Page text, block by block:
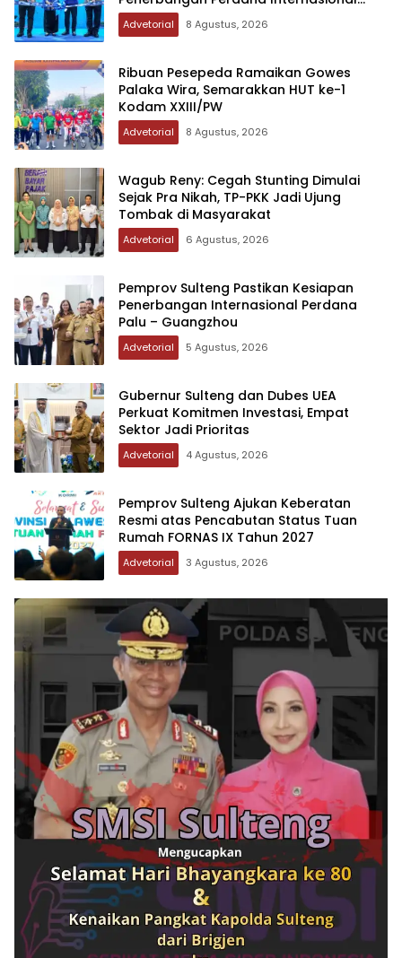
Palu-Guangzhou
Advetorial 8 Agustus, 2026
Ribuan Pesepeda Ramaikan Gowes
Palaka Wira, Semarakkan HUT ke-1
Kodam XXIII/PW
Advetorial 8 Agustus, 2026
Wagub Reny: Cegah Stunting Dimulai
Sejak Pra Nikah, TP-PKK Jadi Ujung
Tombak di Masyarakat
Advetorial 6 Agustus, 2026
Pemprov Sulteng Pastikan Kesiapan
Penerbangan Internasional Perdana
Palu – Guangzhou
Advetorial 5 Agustus, 2026
Gubernur Sulteng dan Dubes UEA
Perkuat Komitmen Investasi, Empat
Sektor Jadi Prioritas
Advetorial 4 Agustus, 2026
Pemprov Sulteng Ajukan Keberatan
Resmi atas Pencabutan Status Tuan
Rumah FORNAS IX Tahun 2027
Advetorial 3 Agustus, 2026